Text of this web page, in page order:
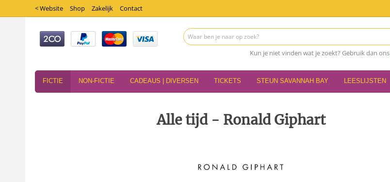
< Website Shop Zakelijk Contact
Kun je niet vinden wat je zoekt? Gebruik dan ons
FICTIE NON-FICTIE CADEAUS | DIVERSEN TICKETS STEUN SAVANNAH BAY LEESLIJSTEN
Alle tijd - Ronald Giphart